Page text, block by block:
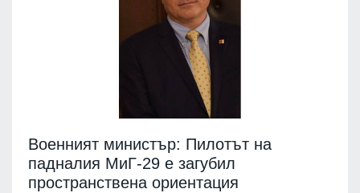
Военният министър: Пилотът на
падналия МиГ-29 е загубил
пространствена ориентация